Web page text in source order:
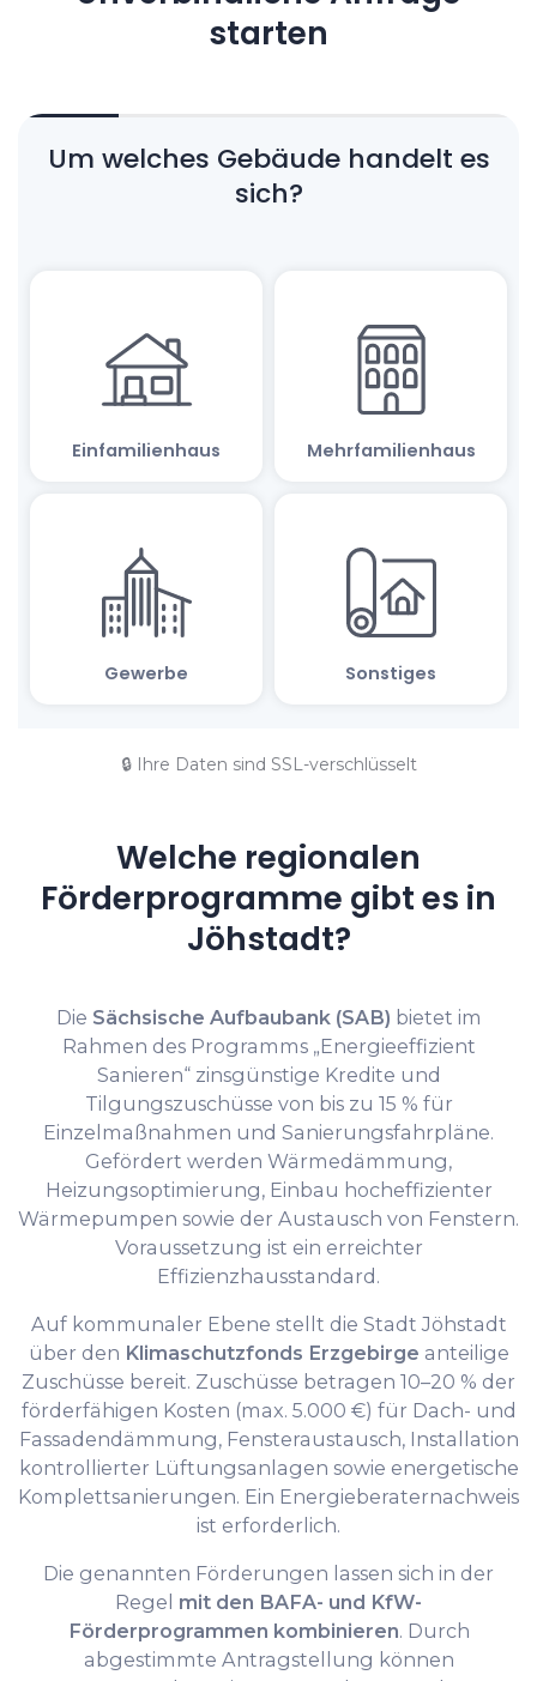
starten
🔒 Ihre Daten sind SSL-verschlüsselt
Welche regionalen
Förderprogramme gibt es in
Jöhstadt?
Die Sächsische Aufbaubank (SAB) bietet im
Rahmen des Programms „Energieeffizient
Sanieren“ zinsgünstige Kredite und
Tilgungszuschüsse von bis zu 15 % für
Einzelmaßnahmen und Sanierungsfahrpläne.
Gefördert werden Wärmedämmung,
Heizungsoptimierung, Einbau hocheffizienter
Wärmepumpen sowie der Austausch von Fenstern.
Voraussetzung ist ein erreichter
Effizienzhausstandard.
Auf kommunaler Ebene stellt die Stadt Jöhstadt
über den Klimaschutzfonds Erzgebirge anteilige
Zuschüsse bereit. Zuschüsse betragen 10–20 % der
förderfähigen Kosten (max. 5.000 €) für Dach- und
Fassadendämmung, Fensteraustausch, Installation
kontrollierter Lüftungsanlagen sowie energetische
Komplettsanierungen. Ein Energieberaternachweis
ist erforderlich.
Die genannten Förderungen lassen sich in der
Regel mit den BAFA- und KfW-
Förderprogrammen kombinieren. Durch
abgestimmte Antragstellung können